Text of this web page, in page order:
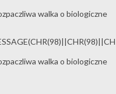
walka o biologiczne
walka o biologiczne